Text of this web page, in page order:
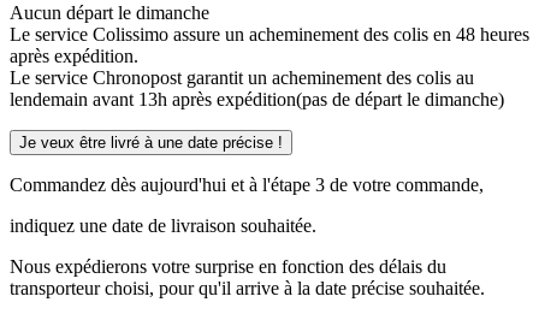
Aucun départ le dimanche
Le service Colissimo assure un acheminement des colis en 48 heures
après expédition.
Le service Chronopost garantit un acheminement des colis au
lendemain avant 13h après expédition(pas de départ le dimanche)
Je veux être livré à une date précise !
Commandez dès aujourd'hui et à l'étape 3 de votre commande,
indiquez une date de livraison souhaitée.
Nous expédierons votre surprise en fonction des délais du
transporteur choisi, pour qu'il arrive à la date précise souhaitée.